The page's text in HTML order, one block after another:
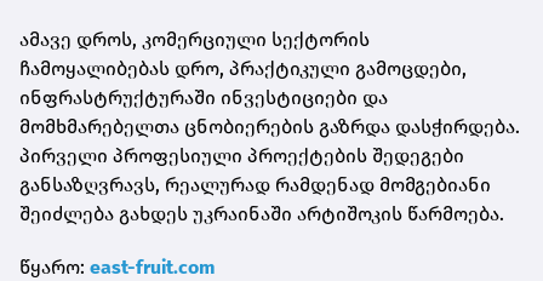
ამავე დროს, კომერციული სექტორის
ჩამოყალიბებას დრო, პრაქტიკული გამოცდები,
ინფრასტრუქტურაში ინვესტიციები და
მომხმარებელთა ცნობიერების გაზრდა დასჭირდება.
პირველი პროფესიული პროექტების შედეგები
განსაზღვრავს, რეალურად რამდენად მომგებიანი
შეიძლება გახდეს უკრაინაში არტიშოკის წარმოება.
წყარო: east-fruit.com